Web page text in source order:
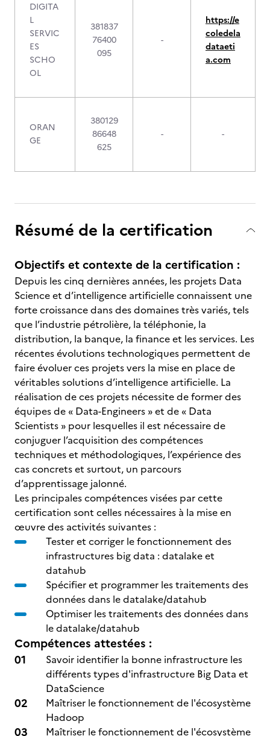
DIGITA
L
SERVIC
ES
SCHO
OL
381837
76400
095
-
https://e
coledela
dataeti
a.com
ORAN
GE
380129
86648
625
- -
Résumé de la certification
Objectifs et contexte de la certification :
Depuis les cinq dernières années, les projets Data
Science et d’intelligence artificielle connaissent une
forte croissance dans des domaines très variés, tels
que l’industrie pétrolière, la téléphonie, la
distribution, la banque, la finance et les services. Les
récentes évolutions technologiques permettent de
faire évoluer ces projets vers la mise en place de
véritables solutions d’intelligence artificielle. La
réalisation de ces projets nécessite de former des
équipes de « Data-Engineers » et de « Data
Scientists » pour lesquelles il est nécessaire de
conjuguer l’acquisition des compétences
techniques et méthodologiques, l’expérience des
cas concrets et surtout, un parcours
d’apprentissage jalonné.
Les principales compétences visées par cette
certification sont celles nécessaires à la mise en
œuvre des activités suivantes :
Tester et corriger le fonctionnement des
infrastructures big data : datalake et
datahub
Spécifier et programmer les traitements des
données dans le datalake/datahub
Optimiser les traitements des données dans
le datalake/datahub
Compétences attestées :
Savoir identifier la bonne infrastructure les
différents types d'infrastructure Big Data et
DataScience
Maîtriser le fonctionnement de l'écosystème
Hadoop
Maîtriser le fonctionnement de l'écosystème